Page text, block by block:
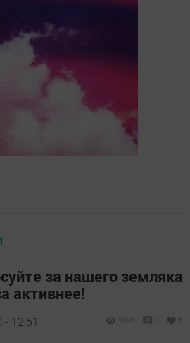
за нашего земляка
активнее!
12:51 1031 0 1